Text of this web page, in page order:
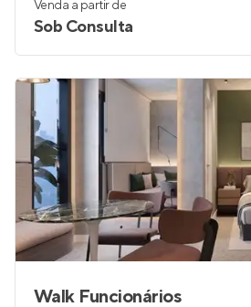
Venda a partir de
Sob Consulta
Walk Funcionários